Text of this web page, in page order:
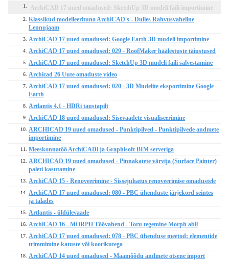
1. ArchiCAD 17 uued omadused: SketchUp 3D mudeli faili importimine
2. Klassikud modelleerituna ArchiCAD's - Dulles Rahvusvaheline
Lennujaam
3. ArchiCAD 17 uued omadused: Google Earth 3D mudeli importimine
4. ArchiCAD 17 uued omadused: 029 - RoofMaker häälestuste täiustused
5. ArchiCAD 17 uued omadused: SketchUp 3D mudeli faili salvestamine
6. Archicad 26 Uute omaduste video
7.
ArchiCAD 17 uued omadused: 020 - 3D Mudelite eksportimine Google
Earth
8. Artlantis 4.1 - HDRi taustapilt
9. ArchiCAD 18 uued omadused: Sisevaadete visualiseerimine
10.
ARCHICAD 19 uued omadused - Punktipilved - Punktipilvede andmete
importimine
11. Meeskonnatöö ArchiCADi ja Graphisoft BIM serveriga
12.
ARCHICAD 19 uued omadused - Pinnakatete värvija (Surface Painter)
paleti kasutamine
13. ArchiCAD 15 - Renoveerimine - Sissejuhatus renoveerimise omadustele
14.
ArchiCAD 17 uued omadused: 080 - PBC ühenduste järjekord seintes
ja talades
15. Artlantis - üldülevaade
16. ArchiCAD 16 - MORPH Töövahend - Toru tegemine Morph abil
17.
ArchiCAD 17 uued omadused: 078 - PBC ühenduse meetod: elementide
trimmimine katuste või koorikutega
18. ArchiCAD 14 uued omadused - Maamõõdu andmete otsene import